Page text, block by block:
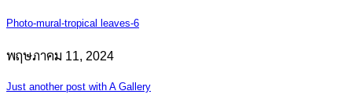
Photo-mural-tropical leaves-6
พฤษภาคม 11, 2024
Just another post with A Gallery